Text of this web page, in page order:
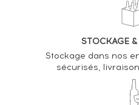
STOCKAGE
Stockage dans nos
sécurisés,